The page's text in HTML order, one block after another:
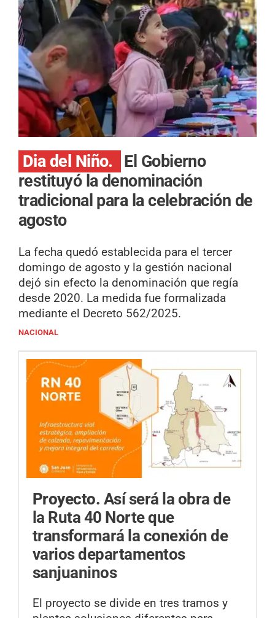
Dia del Niño.
El Gobierno
restituyó la denominación
tradicional para la celebración de
agosto
La fecha quedó establecida para el tercer
domingo de agosto y la gestión nacional
dejó sin efecto la denominación que regía
desde 2020. La medida fue formalizada
mediante el Decreto 562/2025.
NACIONAL
Proyecto. Así será la obra de
la Ruta 40 Norte que
transformará la conexión de
varios departamentos
sanjuaninos
El proyecto se divide en tres tramos y